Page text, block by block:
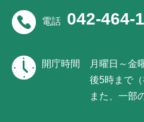
電話 042-464-
開庁時間
月曜日～金
後5時まで（
また、一部